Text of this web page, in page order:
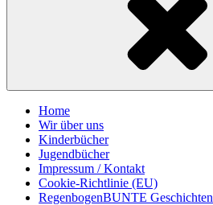
Home
Wir über uns
Kinderbücher
Jugendbücher
Impressum / Kontakt
Cookie-Richtlinie (EU)
RegenbogenBUNTE Geschichten